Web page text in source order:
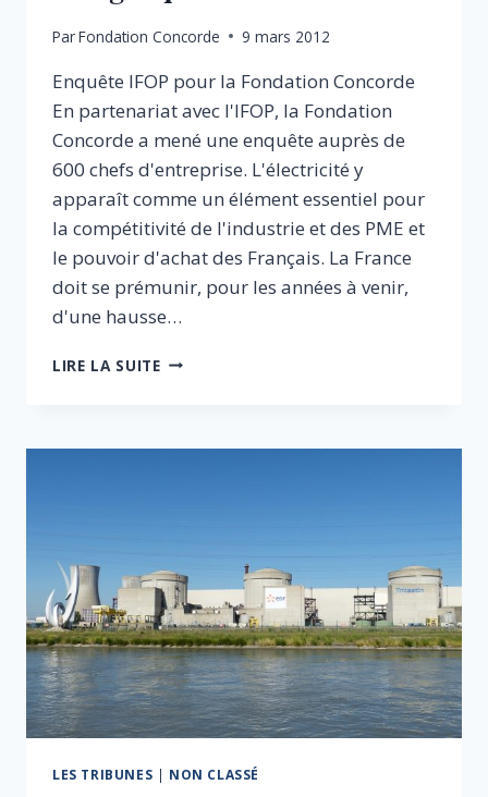
ParFondation Concorde 9 mars 2012
Enquête IFOP pour la Fondation Concorde
En partenariat avec l'IFOP, la Fondation
Concorde a mené une enquête auprès de
600 chefs d'entreprise. L'électricité y
apparaît comme un élément essentiel pour
la compétitivité de l'industrie et des PME et
le pouvoir d'achat des Français. La France
doit se prémunir, pour les années à venir,
d'une hausse…
LIRE LA SUITELES
DE
LES TRIBUNES | NON CLASSÉ